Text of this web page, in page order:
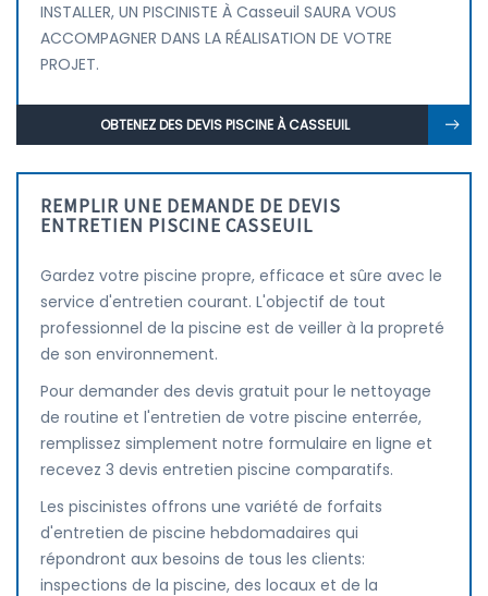
INSTALLER, UN PISCINISTE À Casseuil SAURA VOUS
ACCOMPAGNER DANS LA RÉALISATION DE VOTRE
PROJET.
OBTENEZ DES DEVIS PISCINE À CASSEUIL
REMPLIR UNE DEMANDE DE DEVIS
ENTRETIEN PISCINE CASSEUIL
Gardez votre piscine propre, efficace et sûre avec le
service d'entretien courant. L'objectif de tout
professionnel de la piscine est de veiller à la propreté
de son environnement.
Pour demander des devis gratuit pour le nettoyage
de routine et l'entretien de votre piscine enterrée,
remplissez simplement notre formulaire en ligne et
recevez 3 devis entretien piscine comparatifs.
Les piscinistes offrons une variété de forfaits
d'entretien de piscine hebdomadaires qui
répondront aux besoins de tous les clients:
inspections de la piscine, des locaux et de la